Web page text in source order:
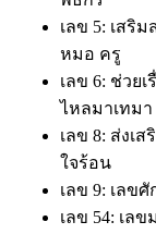
เลข 5: เสริ
หมอ ครู
เลข 6: ช่วย
ไหลมาเทมา
เลข 8: ส่งเ
ใจร้อน
เลข 9: เลข
เลข 54: เล